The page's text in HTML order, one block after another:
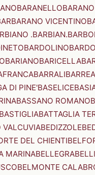
BARANELLO
VICENTINO
.BARBIAN.
BARDOLINO
BARIANOBARICELLA
BARRALIBARREA
DI PINE'BASELICE
BASSANO ROMANO
BASTIGLIABATTAGLIA
VALCUVIABEDIZZOLE
DEL CHIENTI
MARINABELLEGRA
BELMONTE